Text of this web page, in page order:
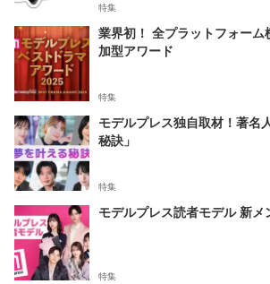
特集
業界初！ 全プラットフォー
加型アワード
特集
モデルプレス独自取材！著名
秘訣」
特集
モデルプレス読者モデル 新メ
特集